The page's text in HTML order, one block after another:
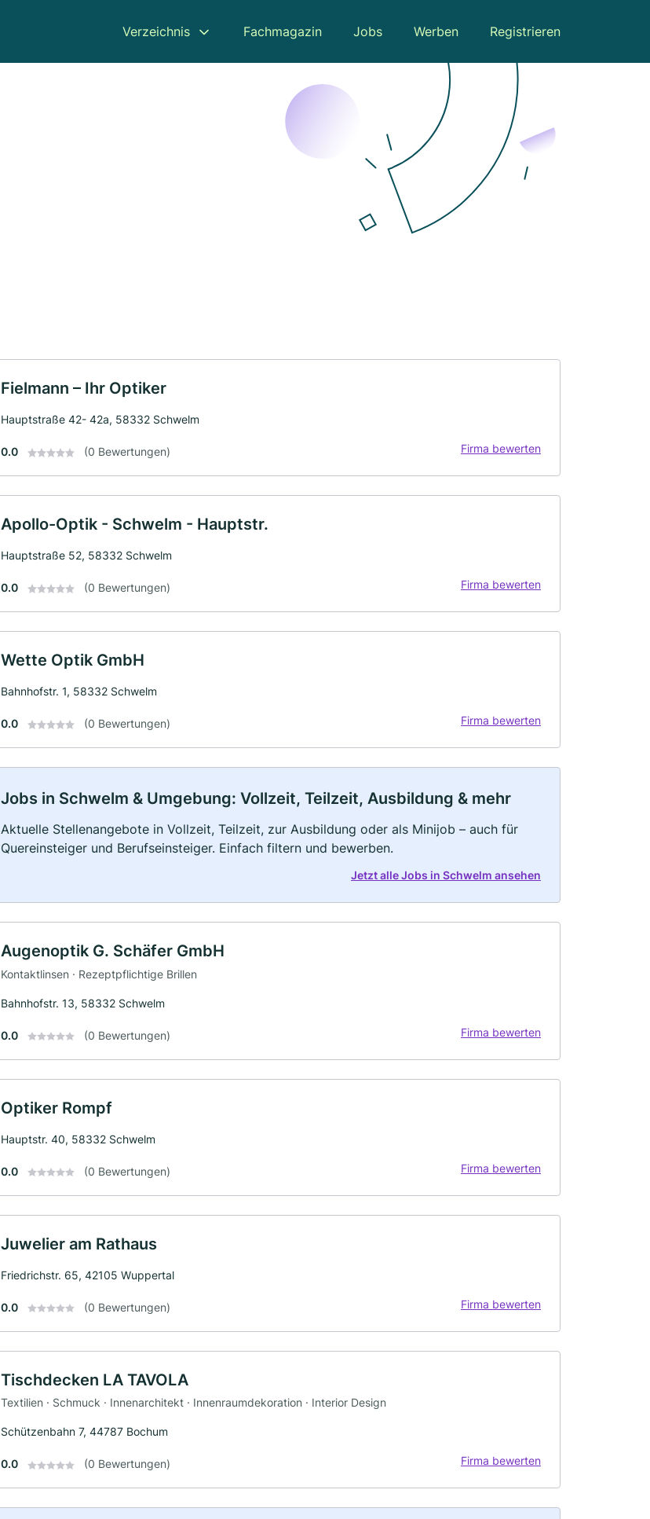
Verzeichnis Fachmagazin Jobs Werben Registrieren
Fielmann – Ihr Optiker
Hauptstraße 42- 42a, 58332 Schwelm
0.0 (0 Bewertungen) Firma bewerten
Apollo-Optik - Schwelm - Hauptstr.
Hauptstraße 52, 58332 Schwelm
0.0 (0 Bewertungen) Firma bewerten
Wette Optik GmbH
Bahnhofstr. 1, 58332 Schwelm
0.0 (0 Bewertungen) Firma bewerten
Jobs in Schwelm & Umgebung: Vollzeit, Teilzeit, Ausbildung & mehr
Aktuelle Stellenangebote in Vollzeit, Teilzeit, zur Ausbildung oder als Minijob – auch für
Quereinsteiger und Berufseinsteiger. Einfach filtern und bewerben.
Jetzt alle Jobs in Schwelm ansehen
Augenoptik G. Schäfer GmbH
Kontaktlinsen · Rezeptpflichtige Brillen
Bahnhofstr. 13, 58332 Schwelm
0.0 (0 Bewertungen) Firma bewerten
Optiker Rompf
Hauptstr. 40, 58332 Schwelm
0.0 (0 Bewertungen) Firma bewerten
Juwelier am Rathaus
Friedrichstr. 65, 42105 Wuppertal
0.0 (0 Bewertungen) Firma bewerten
Tischdecken LA TAVOLA
Textilien · Schmuck · Innenarchitekt · Innenraumdekoration · Interior Design
Schützenbahn 7, 44787 Bochum
0.0 (0 Bewertungen) Firma bewerten